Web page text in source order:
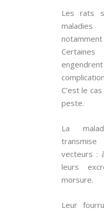
Les rats
maladies
C’est le
peste.
La
vecteurs :
leurs
morsure.
Leur